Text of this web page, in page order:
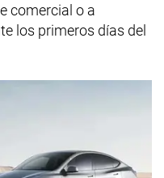
comercial o a
los primeros días del